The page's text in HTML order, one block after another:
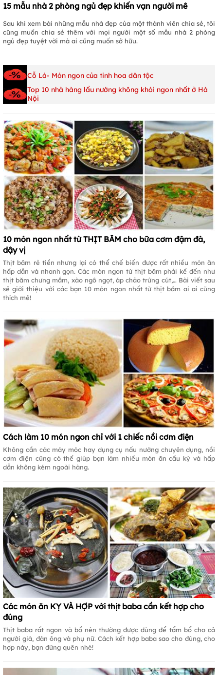
15 mẫu nhà 2 phòng ngủ đẹp khiến vạn người mê
Sau khi xem bài những mẫu nhà đẹp của một thành viên chia sẻ, tôi
cũng muốn chia sẻ thêm với mọi người một số mẫu nhà 2 phòng
ngủ đẹp tuyệt vời mà ai cũng muốn sở hữu.
Cỗ Lá- Món ngon của tinh hoa dân tộc
Top 10 nhà hàng lẩu nướng không khói ngon nhất ở Hà
Nội
10 món ngon nhất từ THỊT BĂM cho bữa cơm đậm đà,
dậy vị
Thịt băm rẻ tiền nhưng lại có thể chế biến được rất nhiều món ăn
hấp dẫn và nhanh gọn. Các món ngon từ thịt băm phải kể đến như
thịt băm chưng mắm, xào ngô ngọt, áp chảo trứng cút,… Bài viết sau
sẽ giới thiệu với các bạn 10 món ngon nhất từ thịt băm ai ai cũng
thích mê!
Cách làm 10 món ngon chỉ với 1 chiếc nồi cơm điện
Không cần các máy móc hay dụng cụ nấu nướng chuyên dụng, nồi
cơm điện cũng có thể giúp bạn làm nhiều món ăn cầu kỳ và hấp
dẫn không kém ngoài hàng.
Các món ăn KỴ VÀ HỢP với thịt baba cần kết hợp cho
đúng
Thịt baba rất ngon và bổ nên thường được dùng để tẩm bổ cho cả
người già, đàn ông và phụ nữ. Cách kết hợp baba sao cho đúng, cho
hợp này, bạn đừng quên nhé!